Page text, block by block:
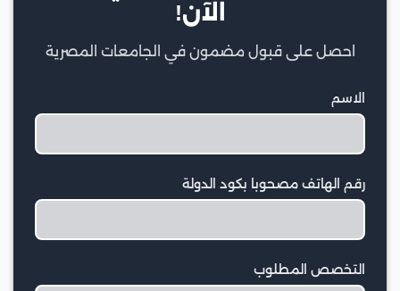
الآن!
احصل على قبول مضمون في الجامعات المصرية
الاسم
رقم الهاتف مصحوبا بكود الدولة
التخصص المطلوب